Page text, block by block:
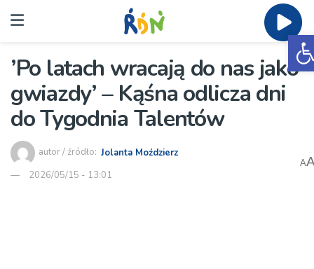
’Po latach wracają do nas jako
gwiazdy’ – Kąśna odlicza dni
do Tygodnia Talentów
autor / źródło: Jolanta Moździerz
2026/05/15 - 13:01
A